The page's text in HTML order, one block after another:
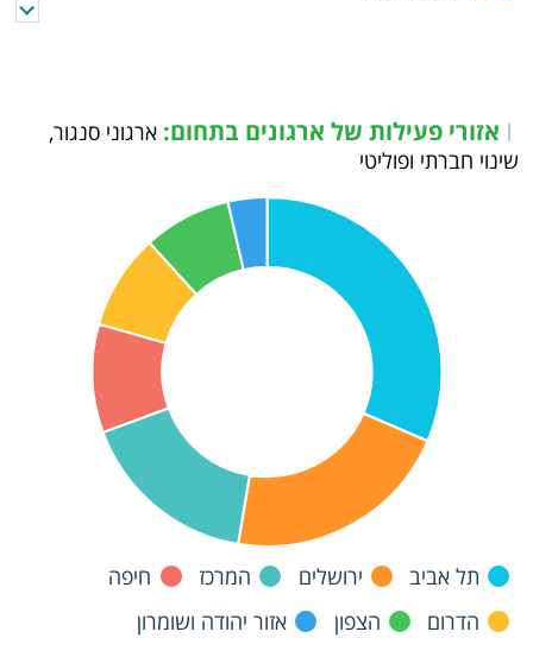
| אזורי פעילות של ארגונים בתחום:ארגוני סנגור,
שינוי חברתי ופוליטי
תל אביב ירושלים המרכז
חיפה
הדרום
הצפון אזור יהודה ושומרון